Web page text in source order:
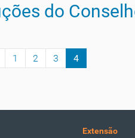
do
1 2 3 4
Extensão